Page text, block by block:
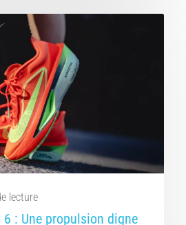
lecture
6 : Une propulsion digne